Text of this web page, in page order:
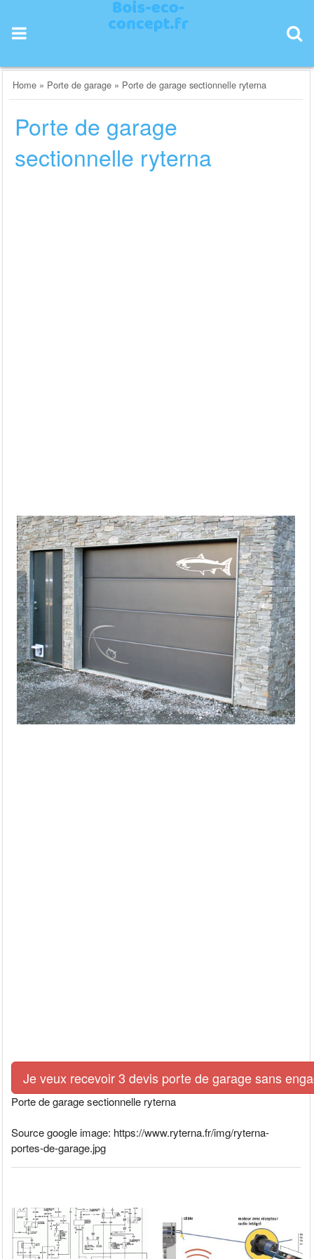
content
Home » Porte de garage » Porte de garage sectionnelle ryterna
Porte de garage
sectionnelle ryterna
Je veux recevoir 3 devis porte de garage sans
Porte de garage sectionnelle ryterna
Source google image: https://www.ryterna.fr/img/ryterna-
portes-de-garage.jpg